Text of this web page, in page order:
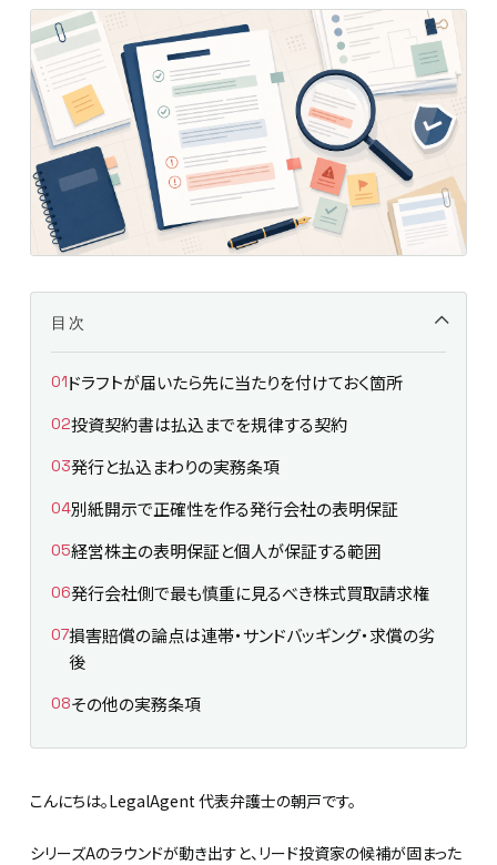
目次
ドラフトが届いたら先に当たりを付けておく箇所
投資契約書は払込までを規律する契約
発行と払込まわりの実務条項
別紙開示で正確性を作る発行会社の表明保証
経営株主の表明保証と個人が保証する範囲
発行会社側で最も慎重に見るべき株式買取請求権
損害賠償の論点は連帯・サンドバッギング・求償の劣
後
その他の実務条項
こんにちは。LegalAgent 代表弁護士の朝戸です。
シリーズAのラウンドが動き出すと、リード投資家の候補が固まった